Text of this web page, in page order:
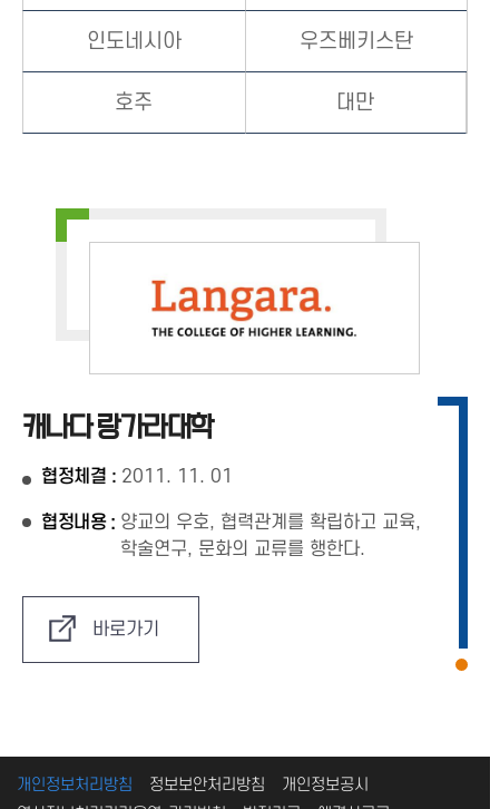
인도네시아 우즈베키스탄
호주 대만
캐나다 랑가라대학
협정체결 : 2011. 11. 01
협정내용 : 양교의 우호, 협력관계를 확립하고 교육,
학술연구, 문화의 교류를 행한다.
바로가기
개인정보처리방침 정보보안처리방침
개인정보공시